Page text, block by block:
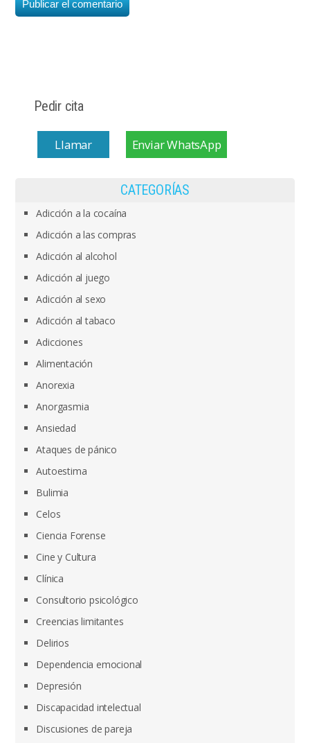
Pedir cita
Llamar Enviar WhatsApp
CATEGORÍAS
Adicción a la cocaína
Adicción a las compras
Adicción al alcohol
Adicción al juego
Adicción al sexo
Adicción al tabaco
Adicciones
Alimentación
Anorexia
Anorgasmia
Ansiedad
Ataques de pánico
Autoestima
Bulimia
Celos
Ciencia Forense
Cine y Cultura
Clínica
Consultorio psicológico
Creencias limitantes
Delirios
Dependencia emocional
Depresión
Discapacidad intelectual
Discusiones de pareja